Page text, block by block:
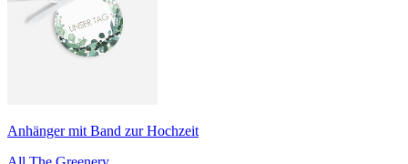
Anhänger mit Band zur Hochzeit